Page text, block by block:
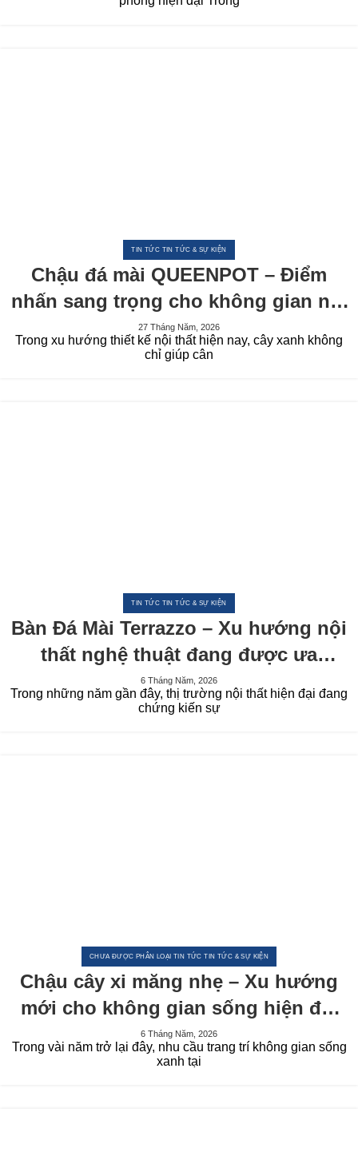
TIN TỨC TIN TỨC & SỰ KIỆN
Chậu đá mài QUEENPOT – Điểm
nhấn sang trọng cho không gian nội
thất hiện đại
27 Tháng Năm, 2026
Trong xu hướng thiết kế nội thất hiện nay, cây xanh không
chỉ giúp cân
TIN TỨC TIN TỨC & SỰ KIỆN
Bàn Đá Mài Terrazzo – Xu hướng nội
thất nghệ thuật đang được ưa
chuộng trong năm 2026
6 Tháng Năm, 2026
Trong những năm gần đây, thị trường nội thất hiện đại đang
chứng kiến sự
CHƯA ĐƯỢC PHÂN LOẠI TIN TỨC TIN TỨC & SỰ KIỆN
Chậu cây xi măng nhẹ – Xu hướng
mới cho không gian sống hiện đại
năm 2026
6 Tháng Năm, 2026
Trong vài năm trở lại đây, nhu cầu trang trí không gian sống
xanh tại